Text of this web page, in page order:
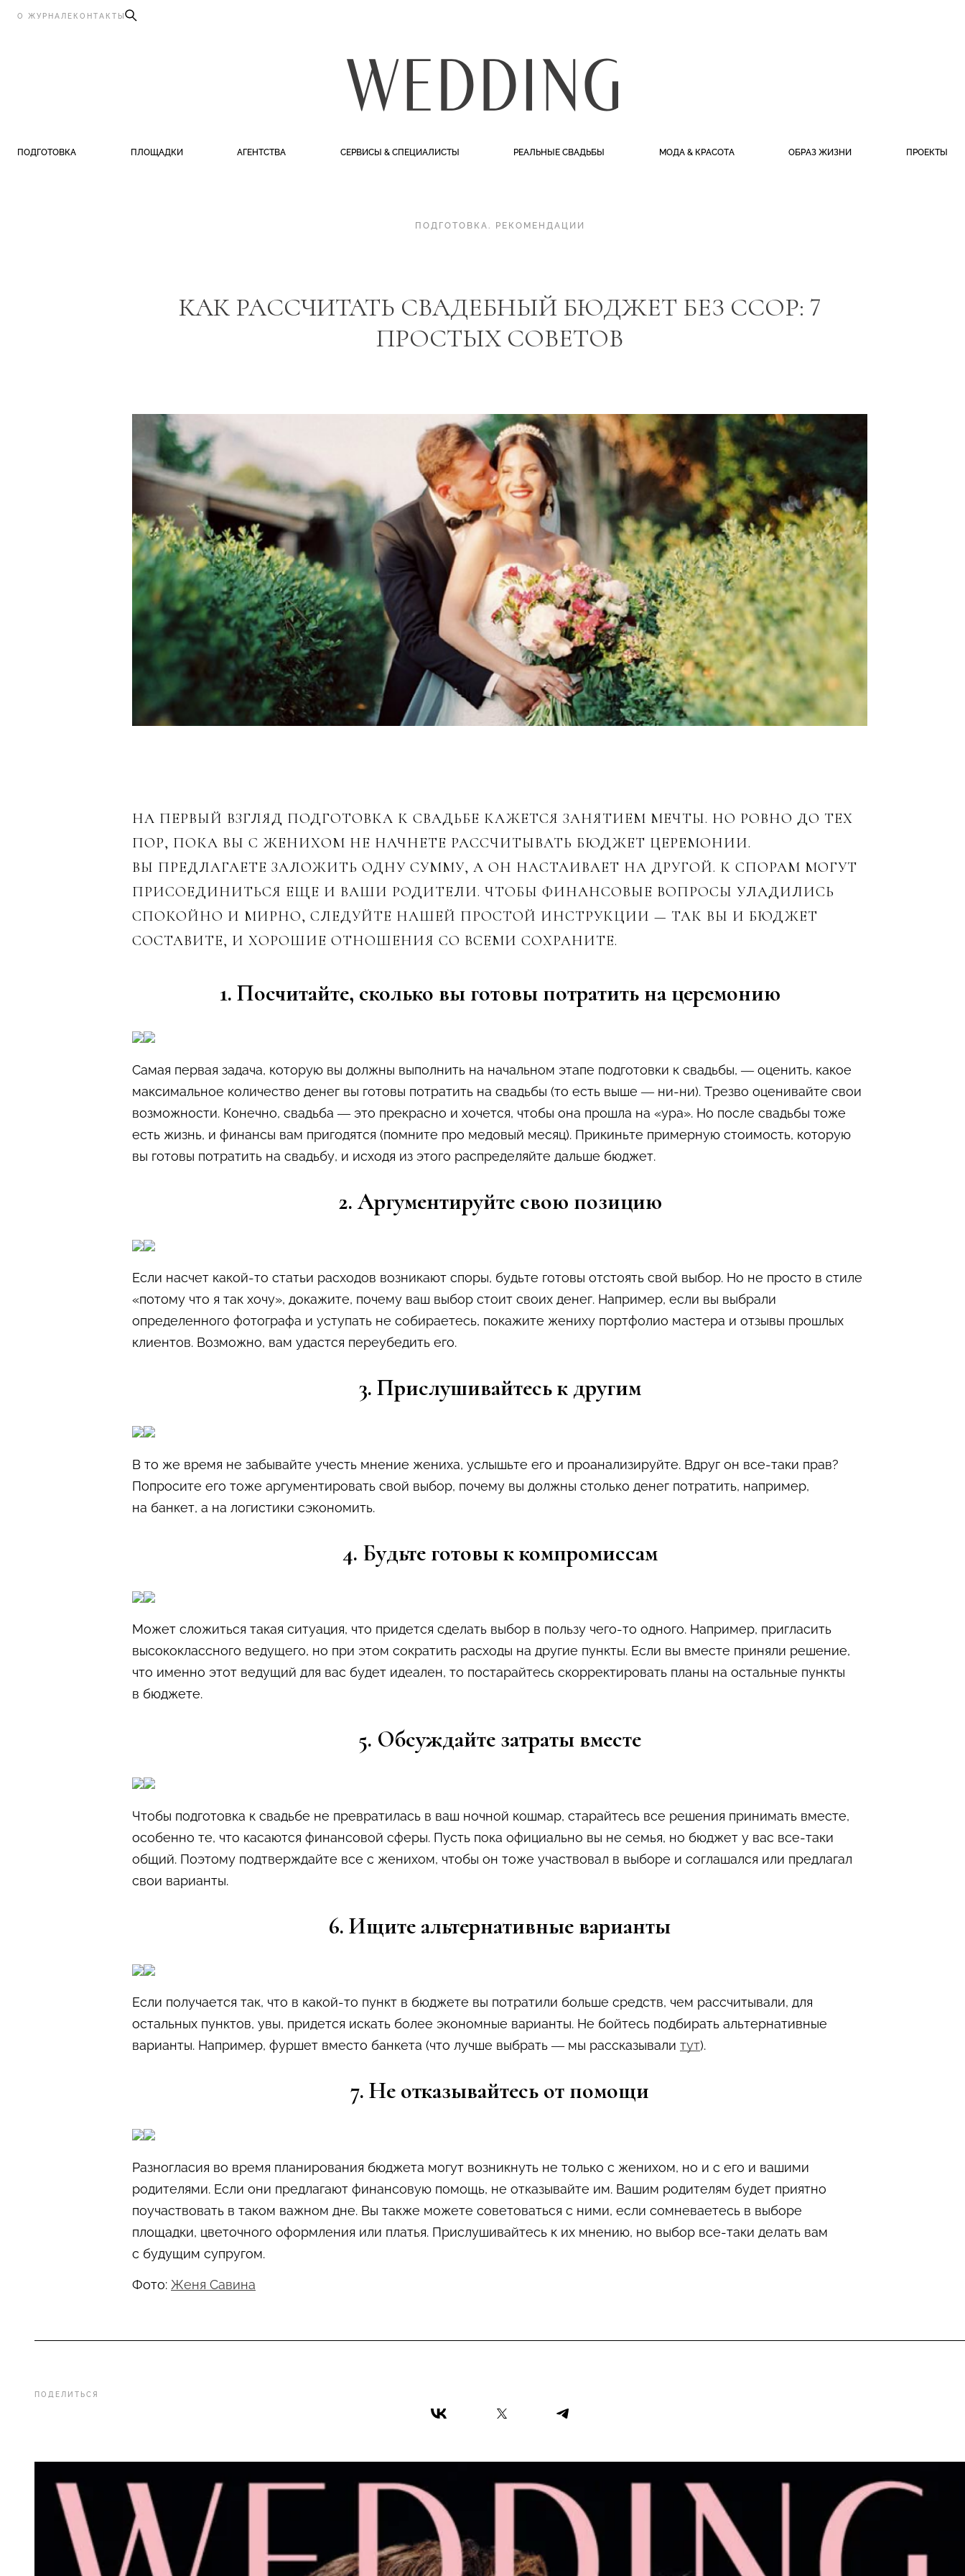
О ЖУРНАЛЕ КОНТАКТЫ
ПОДГОТОВКА ПЛОЩАДКИ АГЕНТСТВА СЕРВИСЫ & СПЕЦИАЛИСТЫ РЕАЛЬНЫЕ СВАДЬБЫ МОДА & КРАСОТА ОБРАЗ ЖИЗНИ ПРОЕКТЫ
ПОДГОТОВКА. РЕКОМЕНДАЦИИ
КАК РАССЧИТАТЬ СВАДЕБНЫЙ БЮДЖЕТ БЕЗ ССОР: 7
ПРОСТЫХ СОВЕТОВ
ПОДЕЛИТЬСЯ
НА ПЕРВЫЙ ВЗГЛЯД ПОДГОТОВКА К СВАДЬБЕ КАЖЕТСЯ ЗАНЯТИЕМ МЕЧТЫ. НО РОВНО ДО ТЕХ
ПОР, ПОКА ВЫ С ЖЕНИХОМ НЕ НАЧНЕТЕ РАССЧИТЫВАТЬ БЮДЖЕТ ЦЕРЕМОНИИ.
ВЫ ПРЕДЛАГАЕТЕ ЗАЛОЖИТЬ ОДНУ СУММУ, А ОН НАСТАИВАЕТ НА ДРУГОЙ. К СПОРАМ МОГУТ
ПРИСОЕДИНИТЬСЯ ЕЩЕ И ВАШИ РОДИТЕЛИ. ЧТОБЫ ФИНАНСОВЫЕ ВОПРОСЫ УЛАДИЛИСЬ
СПОКОЙНО И МИРНО, СЛЕДУЙТЕ НАШЕЙ ПРОСТОЙ ИНСТРУКЦИИ — ТАК ВЫ И БЮДЖЕТ
СОСТАВИТЕ, И ХОРОШИЕ ОТНОШЕНИЯ СО ВСЕМИ СОХРАНИТЕ.
1. Посчитайте, сколько вы готовы потратить на церемонию
Самая первая задача, которую вы должны выполнить на начальном этапе подготовки к свадьбы, — оценить, какое
максимальное количество денег вы готовы потратить на свадьбы (то есть выше — ни-ни). Трезво оценивайте свои
возможности. Конечно, свадьба — это прекрасно и хочется, чтобы она прошла на «ура». Но после свадьбы тоже
есть жизнь, и финансы вам пригодятся (помните про медовый месяц). Прикиньте примерную стоимость, которую
вы готовы потратить на свадьбу, и исходя из этого распределяйте дальше бюджет.
2. Аргументируйте свою позицию
Если насчет какой-то статьи расходов возникают споры, будьте готовы отстоять свой выбор. Но не просто в стиле
«потому что я так хочу», докажите, почему ваш выбор стоит своих денег. Например, если вы выбрали
определенного фотографа и уступать не собираетесь, покажите жениху портфолио мастера и отзывы прошлых
клиентов. Возможно, вам удастся переубедить его.
3. Прислушивайтесь к другим
В то же время не забывайте учесть мнение жениха, услышьте его и проанализируйте. Вдруг он все-таки прав?
Попросите его тоже аргументировать свой выбор, почему вы должны столько денег потратить, например,
на банкет, а на логистики сэкономить.
4. Будьте готовы к компромиссам
Может сложиться такая ситуация, что придется сделать выбор в пользу чего-то одного. Например, пригласить
высококлассного ведущего, но при этом сократить расходы на другие пункты. Если вы вместе приняли решение,
что именно этот ведущий для вас будет идеален, то постарайтесь скорректировать планы на остальные пункты
в бюджете.
5. Обсуждайте затраты вместе
Чтобы подготовка к свадьбе не превратилась в ваш ночной кошмар, старайтесь все решения принимать вместе,
особенно те, что касаются финансовой сферы. Пусть пока официально вы не семья, но бюджет у вас все-таки
общий. Поэтому подтверждайте все с женихом, чтобы он тоже участвовал в выборе и соглашался или предлагал
свои варианты.
6. Ищите альтернативные варианты
Если получается так, что в какой-то пункт в бюджете вы потратили больше средств, чем рассчитывали, для
остальных пунктов, увы, придется искать более экономные варианты. Не бойтесь подбирать альтернативные
варианты. Например, фуршет вместо банкета (что лучше выбрать — мы рассказывали тут).
7. Не отказывайтесь от помощи
Разногласия во время планирования бюджета могут возникнуть не только с женихом, но и с его и вашими
родителями. Если они предлагают финансовую помощь, не отказывайте им. Вашим родителям будет приятно
поучаствовать в таком важном дне. Вы также можете советоваться с ними, если сомневаетесь в выборе
площадки, цветочного оформления или платья. Прислушивайтесь к их мнению, но выбор все-таки делать вам
с будущим супругом.
Фото: Женя Савина